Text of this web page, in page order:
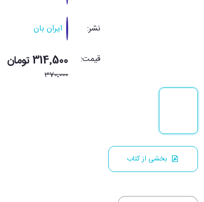
بخشی از کتاب
نشر: ایران بان
قیمت: 314٬500 تومان
370٬000